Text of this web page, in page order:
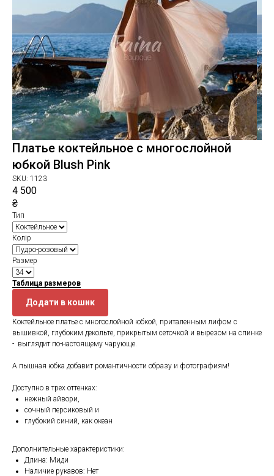
Платье коктейльное с многослойной
юбкой Blush Pink
SKU: 1123
4 500
₴
Тип
Колір
Размер
Таблица размеров
Додати в кошик
Коктейльное платье с многослойной юбкой, приталенным лифом с
вышивкой, глубоким декольте, прикрытым сеточкой и вырезом на спинке
- выглядит по-настоящему чарующе.
А пышная юбка добавит романтичности образу и фотографиям!
Доступно в трех оттенках:
нежный айвори,
сочный персиковый и
глубокий синий, как океан
Дополнительные характеристики:
Длина: Миди
Наличие рукавов: Нет